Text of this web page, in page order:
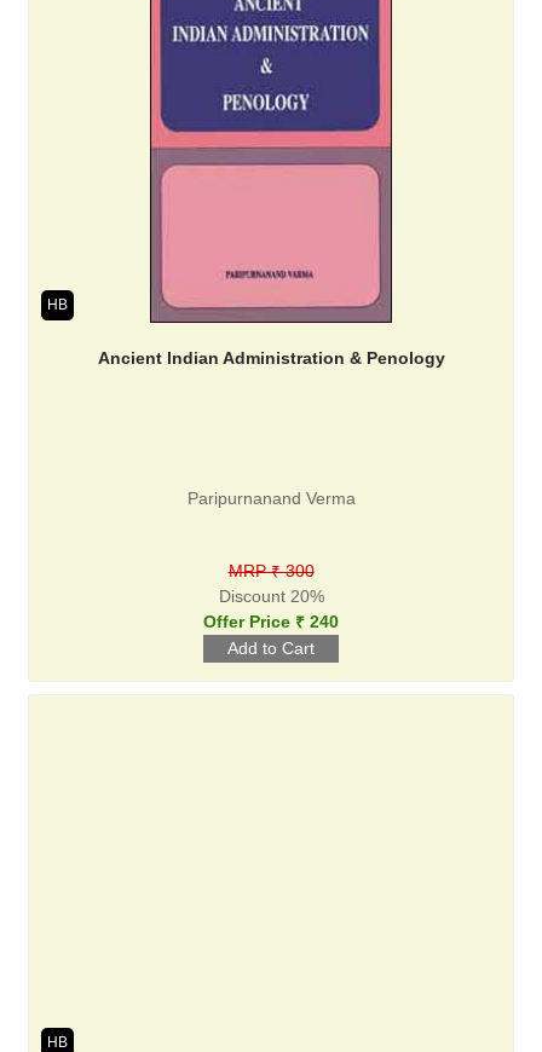
HB
Ancient Indian Administration & Penology
Paripurnanand Verma
MRP ₹ 300
Discount 20%
Offer Price ₹ 240
HB